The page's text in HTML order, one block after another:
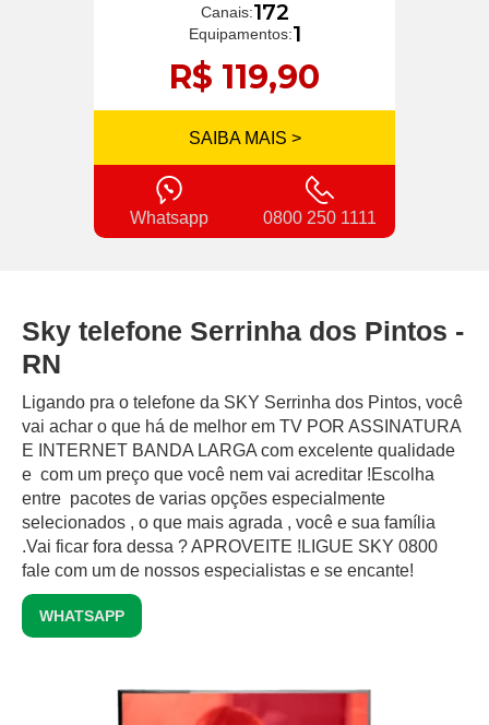
Canais:172
Equipamentos:1
R$ 119,90
SAIBA MAIS >
Whatsapp 0800 250 1111
Sky telefone Serrinha dos Pintos -
RN
Ligando pra o telefone da SKY Serrinha dos Pintos, você
vai achar o que há de melhor em TV POR ASSINATURA
E INTERNET BANDA LARGA com excelente qualidade
e com um preço que você nem vai acreditar !Escolha
entre pacotes de varias opções especialmente
selecionados , o que mais agrada , você e sua família
.Vai ficar fora dessa ? APROVEITE !LIGUE SKY 0800
fale com um de nossos especialistas e se encante!
WHATSAPP